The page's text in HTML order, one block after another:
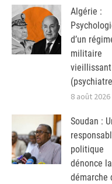
Algérie :
d’un
militaire
vieillissant
8 août 2026
Soudan :
politique
dénonce la
démarche